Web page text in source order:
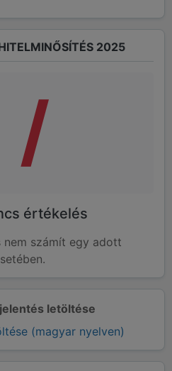
letöltése
(magyar nyelven)
2025
/
értékelés
nem számít egy adott